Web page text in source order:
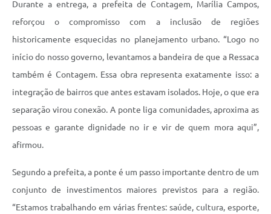
Durante a entrega, a prefeita de Contagem, Marília Campos,
reforçou o compromisso com a inclusão de regiões
historicamente esquecidas no planejamento urbano. “Logo no
início do nosso governo, levantamos a bandeira de que a Ressaca
também é Contagem. Essa obra representa exatamente isso: a
integração de bairros que antes estavam isolados. Hoje, o que era
separação virou conexão. A ponte liga comunidades, aproxima as
pessoas e garante dignidade no ir e vir de quem mora aqui”,
afirmou.
Segundo a prefeita, a ponte é um passo importante dentro de um
conjunto de investimentos maiores previstos para a região.
“Estamos trabalhando em várias frentes: saúde, cultura, esporte,